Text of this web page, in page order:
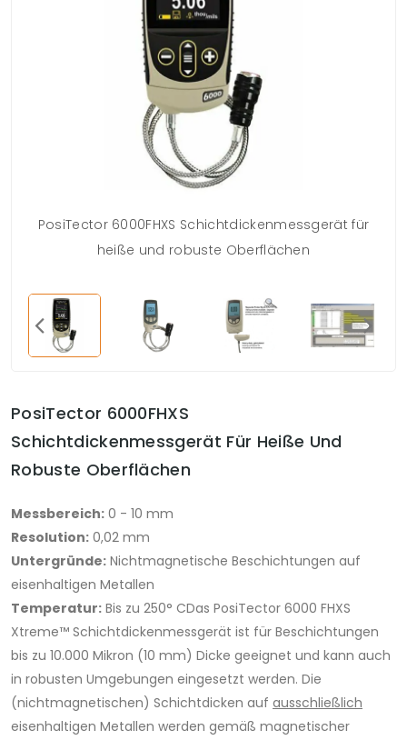
PosiTector 6000FHXS Schichtdickenmessgerät für
heiße und robuste Oberflächen
PosiTector 6000FHXS
Schichtdickenmessgerät Für Heiße Und
Robuste Oberflächen
Messbereich: 0 - 10 mm
Resolution: 0,02 mm
Untergründe: Nichtmagnetische Beschichtungen auf
eisenhaltigen Metallen
Temperatur: Bis zu 250° CDas PosiTector 6000 FHXS
Xtreme™ Schichtdickenmessgerät ist für Beschichtungen
bis zu 10.000 Mikron (10 mm) Dicke geeignet und kann auch
in robusten Umgebungen eingesetzt werden. Die
(nichtmagnetischen) Schichtdicken auf ausschließlich
eisenhaltigen Metallen werden gemäß magnetischer